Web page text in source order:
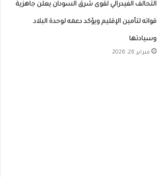
التحالف الفيدرالي لقوى شرق السودان يعلن جاهزية
قواته لتأمين الإقليم ويؤكد دعمه لوحدة البلاد
وسيادتها
فبراير 26, 2026